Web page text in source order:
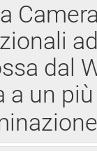
dal
a un